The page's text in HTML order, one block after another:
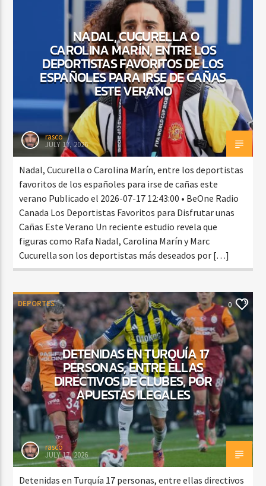
NADAL, CUCURELLA O
CAROLINA MARÍN, ENTRE LOS
DEPORTISTAS FAVORITOS DE LOS
ESPAÑOLES PARA IRSE DE CAÑAS
ESTE VERANO
rasco
JULY 17, 2026
Nadal, Cucurella o Carolina Marín, entre los deportistas
favoritos de los españoles para irse de cañas este
verano Publicado el 2026-07-17 12:43:00 • BeOne Radio
Canada Los Deportistas Favoritos para Disfrutar unas
Cañas Este Verano Un reciente estudio revela que
figuras como Rafa Nadal, Carolina Marín y Marc
Cucurella son los deportistas más deseados por […]
DEPORTES 0
DETENIDAS EN TURQUÍA 17
PERSONAS, ENTRE ELLAS
DIRECTIVOS DE CLUBES, POR
APUESTAS ILEGALES
rasco
JULY 17, 2026
Detenidas en Turquía 17 personas, entre ellas directivos